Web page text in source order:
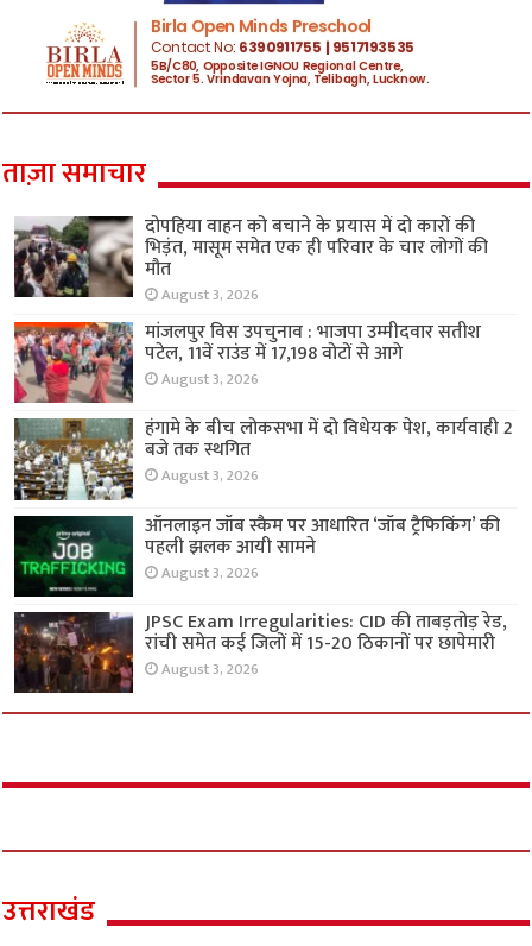
ताज़ा समाचार
दोपहिया वाहन को बचाने के प्रयास में दो कारों की
भिड़ंत, मासूम समेत एक ही परिवार के चार लोगों की
मौत
August 3, 2026
मांजलपुर विस उपचुनाव : भाजपा उम्मीदवार सतीश
पटेल, 11वें राउंड में 17,198 वोटों से आगे
August 3, 2026
हंगामे के बीच लोकसभा में दो विधेयक पेश, कार्यवाही 2
बजे तक स्थगित
August 3, 2026
ऑनलाइन जॉब स्कैम पर आधारित ‘जॉब ट्रैफिकिंग’ की
पहली झलक आयी सामने
August 3, 2026
JPSC Exam Irregularities: CID की ताबड़तोड़ रेड,
रांची समेत कई जिलों में 15-20 ठिकानों पर छापेमारी
August 3, 2026
उत्तराखंड